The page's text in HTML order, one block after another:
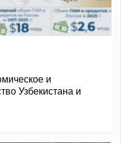
и
Узбекистана и